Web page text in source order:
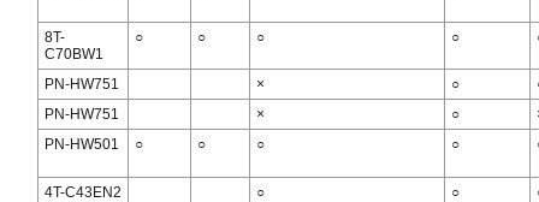
8T-
C70BW1
○ ○ ○ ○
PN-HW751 × ○
PN-HW751
× ○
PN-HW501
○ ○ ○ ○
4T-C43EN2 ○ ○